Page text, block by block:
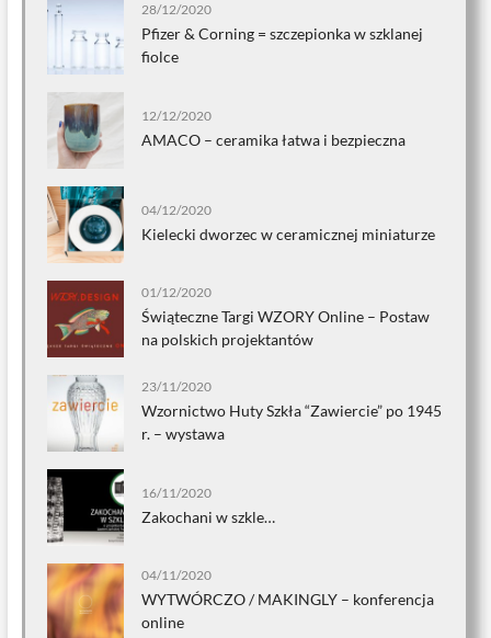
28/12/2020
Pfizer & Corning = szczepionka w szklanej
fiolce
12/12/2020
AMACO – ceramika łatwa i bezpieczna
04/12/2020
Kielecki dworzec w ceramicznej miniaturze
01/12/2020
Świąteczne Targi WZORY Online – Postaw
na polskich projektantów
23/11/2020
Wzornictwo Huty Szkła “Zawiercie” po 1945
r. – wystawa
16/11/2020
Zakochani w szkle…
04/11/2020
WYTWÓRCZO / MAKINGLY – konferencja
online